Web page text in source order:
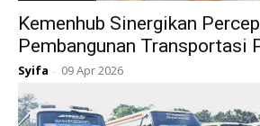
Kemenhub Sinergikan
Pembangunan Transportasi
Syifa - 09 Apr 2026